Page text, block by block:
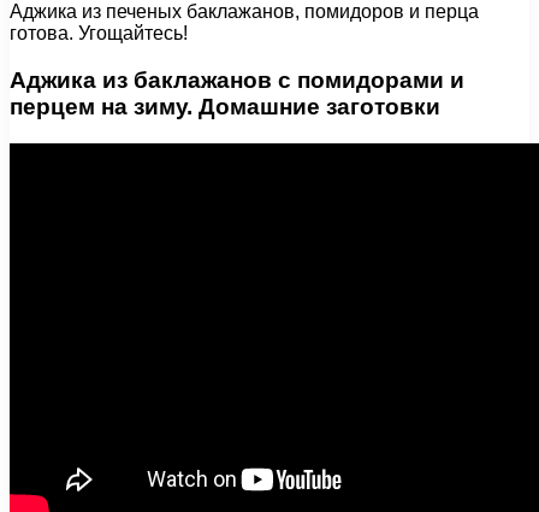
Аджика из печеных баклажанов, помидоров и перца
готова. Угощайтесь!
Аджика из баклажанов с помидорами и
перцем на зиму. Домашние заготовки